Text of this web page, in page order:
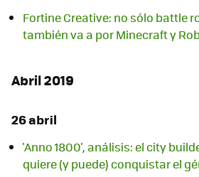
Fortine Creative: no sólo battle
también va a por Minecraft y
Abril 2019
26 abril
'Anno 1800', análisis: el city
quiere (y puede) conquistar el